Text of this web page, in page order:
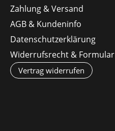
Zahlung & Versand
AGB & Kundeninfo
Datenschutzerklärung
Widerrufsrecht & Formular
Vertrag widerrufen